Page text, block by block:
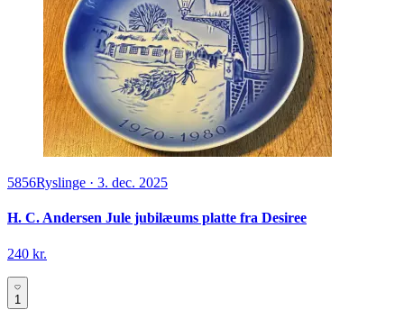
5856Ryslinge · 3. dec. 2025
H. C. Andersen Jule jubilæums platte fra Desiree
240 kr.
1